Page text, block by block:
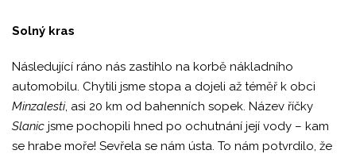
Solný kras
Následující ráno nás zastihlo na korbě nákladního
automobilu. Chytili jsme stopa a dojeli až téměř k obci
Minzalesti, asi 20 km od bahenních sopek. Název říčky
Slanic jsme pochopili hned po ochutnání její vody – kam
se hrabe moře! Sevřela se nám ústa. To nám potvrdilo, že